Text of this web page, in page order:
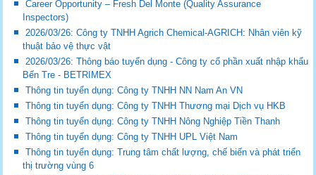
Career Opportunity – Fresh Del Monte (Quality Assurance
Inspectors)
2026/03/26: Công ty TNHH Agrich Chemical-AGRICH: Nhân viên kỹ
thuật bảo vệ thực vật
2026/03/26: Thông báo tuyển dụng - Công ty cổ phần xuất nhập khẩu
Bến Tre - BETRIMEX
Thông tin tuyển dụng: Công ty TNHH NN Nam An VN
Thông tin tuyển dụng: Công ty TNHH Thương mại Dịch vụ HKB
Thông tin tuyển dụng: Công ty TNHH Nông Nghiệp Tiền Thanh
Thông tin tuyển dụng: Công ty TNHH UPL Việt Nam
Thông tin tuyển dụng: Trung tâm chất lượng, chế biến và phát triển
thị trường vùng 6